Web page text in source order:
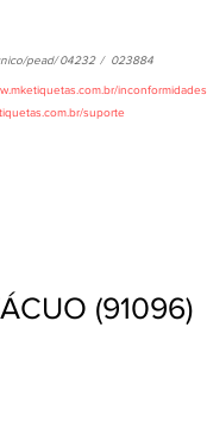
pead/ 04232 / 023884
inconformidades
suporte
(91096)